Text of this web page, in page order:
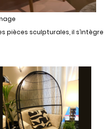
pièces sculpturales, il